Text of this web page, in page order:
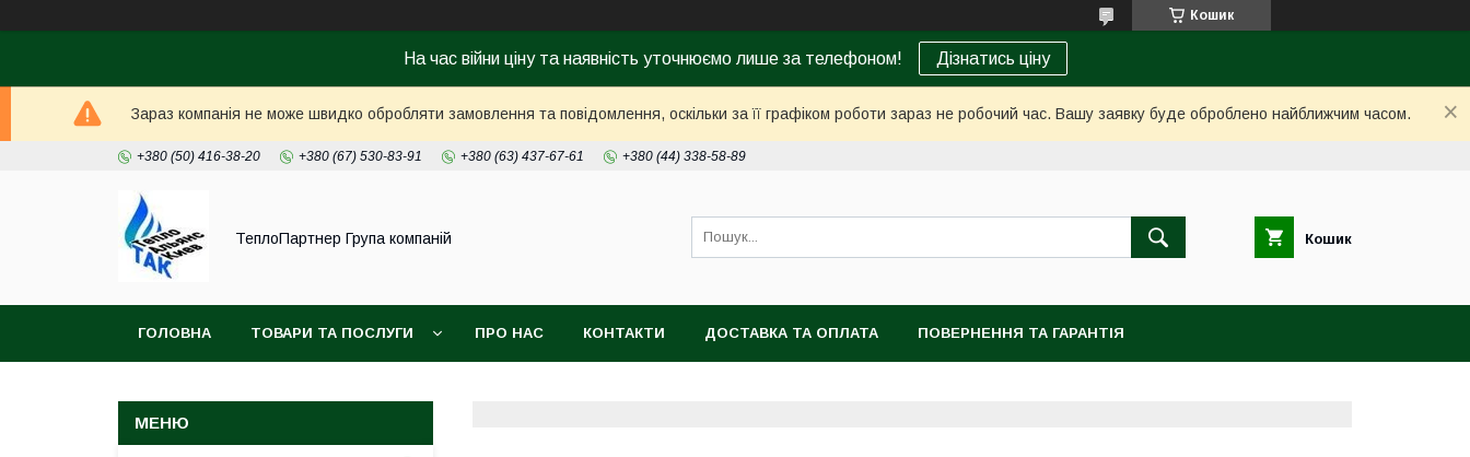
Кошик
На час війни ціну та наявність уточнюємо лише за телефоном! Дізнатись ціну
Зараз компанія не може швидко обробляти замовлення та повідомлення, оскільки за її графіком роботи зараз не робочий час. Вашу заявку буде оброблено найближчим часом.
+380 (50) 416-38-20 +380 (67) 530-83-91 +380 (63) 437-67-61 +380 (44) 338-58-89
ТеплоПартнер Група компаній Кошик
ГОЛОВНА ТОВАРИ ТА ПОСЛУГИ ПРО НАС КОНТАКТИ ДОСТАВКА ТА ОПЛАТА ПОВЕРНЕННЯ ТА ГАРАНТІЯ